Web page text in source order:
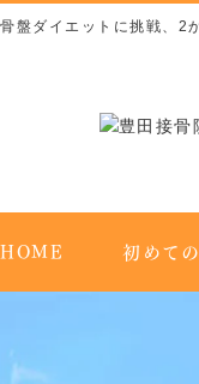
骨盤ダイエットに挑戦、2
HOME 初めて